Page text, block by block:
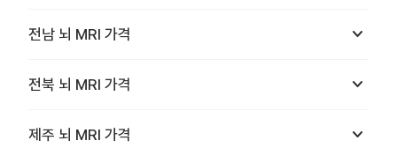
전남 뇌 MRI 가격 keyboard_arrow_down
전북 뇌 MRI 가격 keyboard_arrow_down
제주 뇌 MRI 가격 keyboard_arrow_down